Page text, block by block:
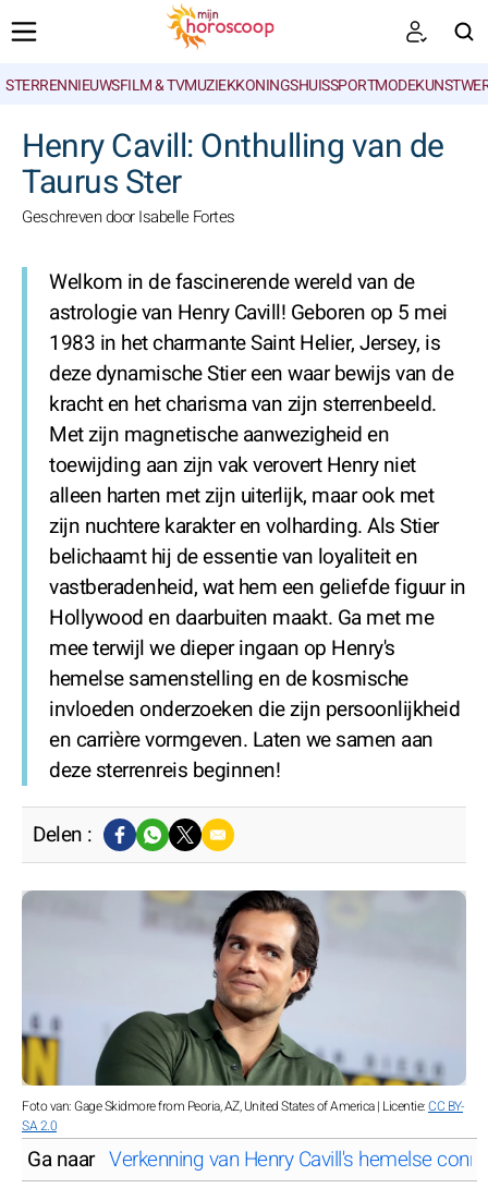
STERRENNIEUWSFILM & TVMUZIEKKONINGSHUISSPORTMODE
Henry Cavill: Onthulling van de
Taurus Ster
Geschreven door Isabelle Fortes
Welkom in de fascinerende wereld van de
astrologie van Henry Cavill! Geboren op 5 mei
1983 in het charmante Saint Helier, Jersey, is
deze dynamische Stier een waar bewijs van de
kracht en het charisma van zijn sterrenbeeld.
Met zijn magnetische aanwezigheid en
toewijding aan zijn vak verovert Henry niet
alleen harten met zijn uiterlijk, maar ook met
zijn nuchtere karakter en volharding. Als Stier
belichaamt hij de essentie van loyaliteit en
vastberadenheid, wat hem een geliefde figuur in
Hollywood en daarbuiten maakt. Ga met me
mee terwijl we dieper ingaan op Henry's
hemelse samenstelling en de kosmische
invloeden onderzoeken die zijn persoonlijkheid
en carrière vormgeven. Laten we samen aan
deze sterrenreis beginnen!
Delen :
Foto van: Gage Skidmore from Peoria, AZ, United States of America | Licentie:CC BY-
SA 2.0
Ga naar Verkenning van Henry Cavill's hemelse